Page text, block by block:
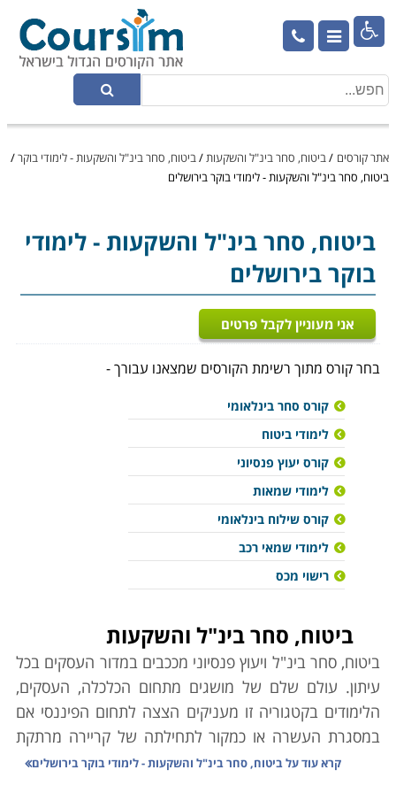

אתר קורסים /ביטוח, סחר בינ"ל והשקעות/ביטוח, סחר בינ"ל והשקעות - לימודי בוקר/
ביטוח, סחר בינ"ל והשקעות - לימודי בוקר בירושלים
ביטוח, סחר בינ"ל והשקעות- לימודי
בוקר בירושלים
אני מעוניין לקבל פרטים
בחר קורס מתוך רשימת הקורסים שמצאנו עבורך -
קורס סחר בינלאומי
לימודי ביטוח
קורס יעוץ פנסיוני
לימודי שמאות
קורס שילוח בינלאומי
לימודי שמאי רכב
רישוי מכס
ביטוח, סחר בינ"ל והשקעות
ביטוח, סחר בינ"ל ויעוץ פנסיוני מככבים במדור העסקים בכל
עיתון. עולם שלם של מושגים מתחום הכלכלה, העסקים,
הלימודים בקטגוריה זו מעניקים הצצה לתחום הפיננסי אם
במסגרת העשרה או כמקור לתחילתה של קריירה מרתקת
ורווחית כאחד.
קרא עוד עלביטוח, סחר בינ"ל והשקעות - לימודי בוקר בירושלים